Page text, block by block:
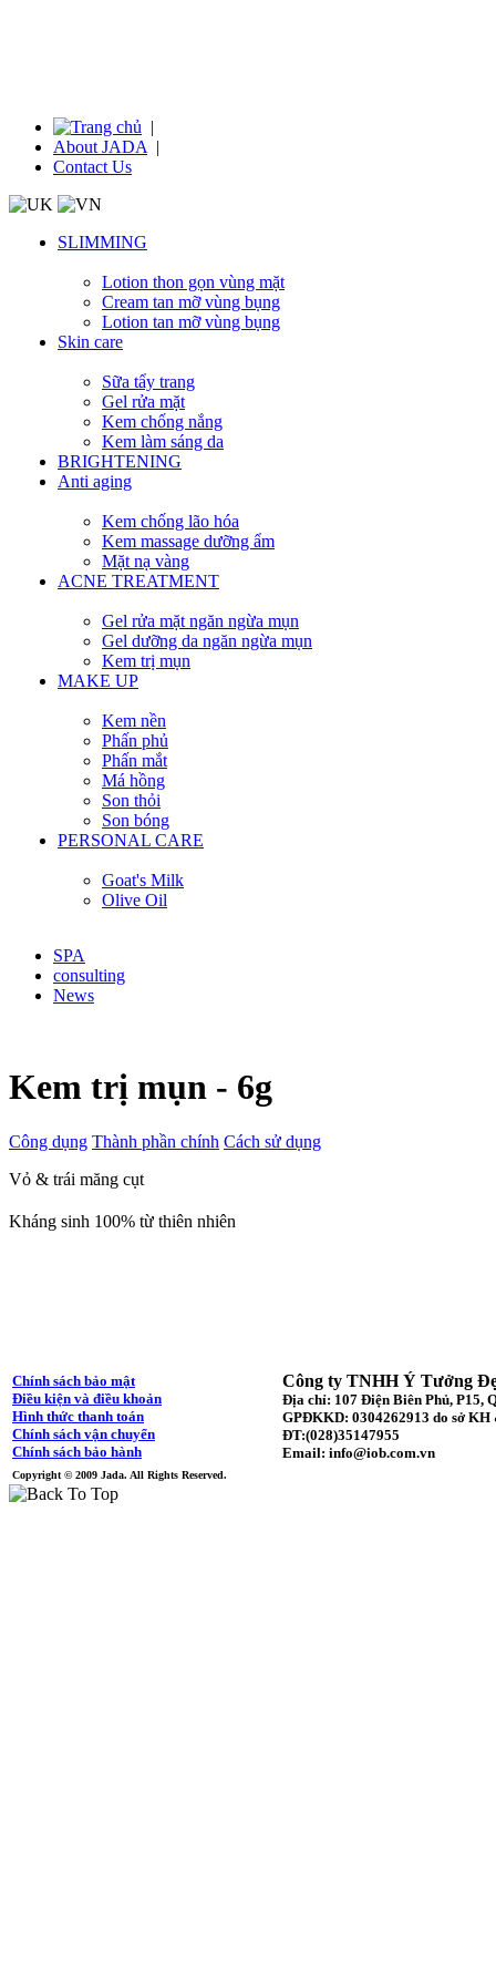
|
About JADA |
Contact Us
SLIMMING
Lotion thon gọn vùng mặt
Cream tan mỡ vùng bụng
Lotion tan mỡ vùng bụng
Skin care
Sữa tẩy trang
Gel rửa mặt
Kem chống nắng
Kem làm sáng da
BRIGHTENING
Anti aging
Kem chống lão hóa
Kem massage dưỡng ẩm
Mặt nạ vàng
ACNE TREATMENT
Gel rửa mặt ngăn ngừa mụn
Gel dưỡng da ngăn ngừa mụn
Kem trị mụn
MAKE UP
Kem nền
Phấn phủ
Phấn mắt
Má hồng
Son thỏi
Son bóng
PERSONAL CARE
Goat's Milk
Olive Oil
SPA
consulting
News
Kem trị mụn - 6g
Công dụng Thành phần chính Cách sử dụng
Vỏ & trái măng cụt
Kháng sinh 100% từ thiên nhiên
Chính sách bảo mật
Điều kiện và điều khoản
Hình thức thanh toán
Chính sách vận chuyển
Chính sách bảo hành
Công ty TNHH Ý Tưởng
Địa chỉ: 107 Điện Biên Phủ, P15,
GPĐKKD: 0304262913 do sở
ĐT:(028)35147955
Email: info@iob.com.vn
Copyright © 2009 Jada. All Rights Reserved.